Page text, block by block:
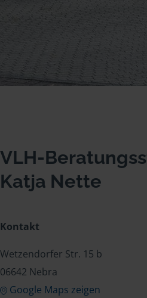
VLH-
Katja Nette
Kontakt
Wetzendorfer Str. 15 b
06642 Nebra
Google Maps zeigen